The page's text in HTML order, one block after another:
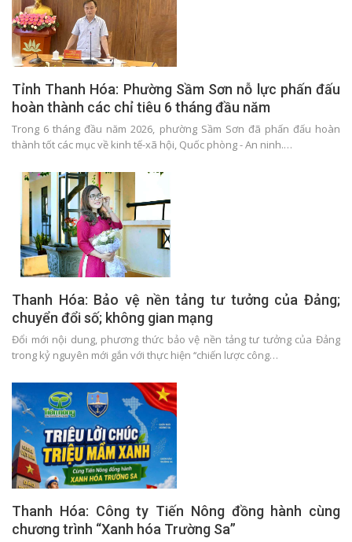
Tỉnh Thanh Hóa: Phường Sầm Sơn nỗ lực phấn đấu
hoàn thành các chỉ tiêu 6 tháng đầu năm
Trong 6 tháng đầu năm 2026, phường Sầm Sơn đã phấn đấu hoàn
thành tốt các mục về kinh tế-xã hội, Quốc phòng - An ninh.…
Thanh Hóa: Bảo vệ nền tảng tư tưởng của Đảng;
chuyển đổi số; không gian mạng
Đổi mới nội dung, phương thức bảo vệ nền tảng tư tưởng của Đảng
trong kỷ nguyên mới gắn với thực hiện ‘‘chiến lược công…
Thanh Hóa: Công ty Tiến Nông đồng hành cùng
chương trình “Xanh hóa Trường Sa”